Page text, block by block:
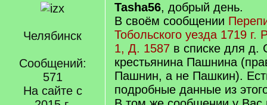
Челябинск
Сообщений:
571
На сайте с
Tasha56, добрый день.
В своём сообщении
Тобольского уезда 1719
1, Д. 1587 в списке для д.
крестьянина Пашнина
Пашнин, а не Пашкин).
подробные данные из